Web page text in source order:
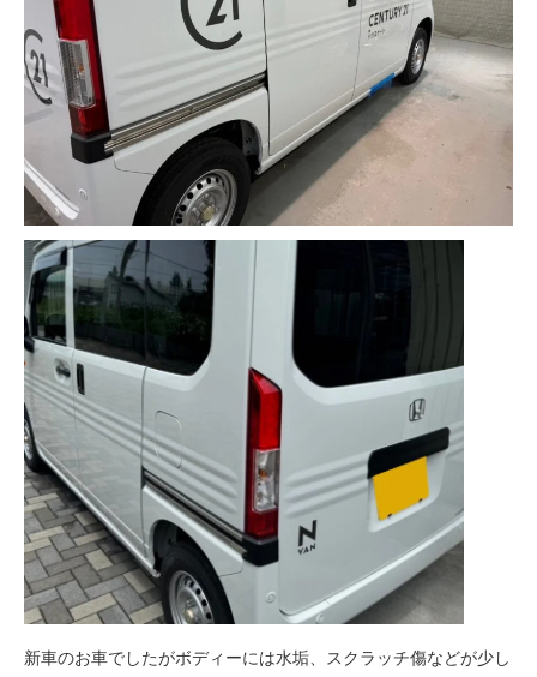
新車のお車でしたがボディーには水垢、スクラッチ傷などが少し